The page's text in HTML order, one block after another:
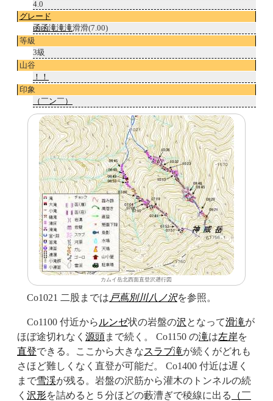
4.0
グレード
函函滝滝滝滑滑(7.00)
等級
3級
山谷
！！
印象
（￣ン￣）
カムイ岳北西面直登沢遡行図
Co1021 二股までは 戸蔦別川八ノ沢を参照。
Co1100 付近から ルンゼ状の岩盤の沢 となって滑滝が
ほぼ途切れなく 源頭まで続く。 Co1150 の滝は左岸を
直登できる。ここから大きなスラブ滝が続くがどれも
さほど難しくなく直登が可能だ。 Co1400 付近は遅く
まで雪渓が残る。岩盤の沢筋から灌木のトンネルの続
く 沢形を詰めると５分ほどの藪漕ぎで稜線に出る
（￣